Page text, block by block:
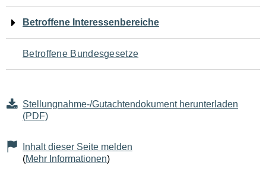
für
den
Seiteninhalt
Betroffene Interessenbereiche
Betroffene Bundesgesetze
Stellungnahme-/Gutachtendokument herunterladen
(PDF)
Inhalt dieser Seite melden
(Mehr Informationen)